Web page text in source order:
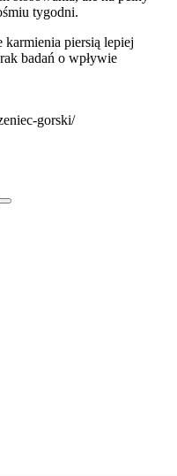
tygodni.
piersią lepiej
badań o wpływie
gorski/